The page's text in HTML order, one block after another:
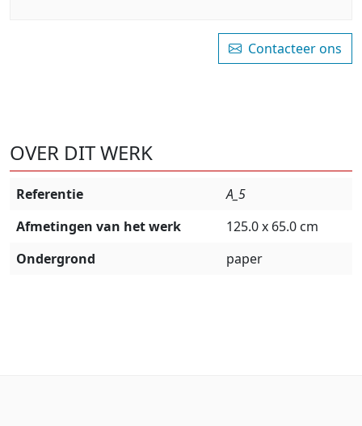
Contacteer ons
OVER DIT WERK
Referentie
A_5
Afmetingen van het werk
125.0 x 65.0 cm
Ondergrond
paper